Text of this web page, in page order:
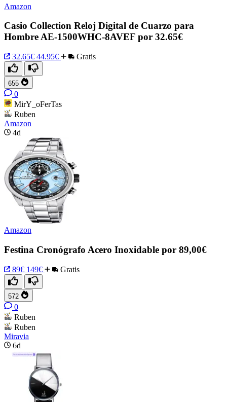
Amazon
Casio Collection Reloj Digital de Cuarzo para
Hombre AE-1500WHC-8AVEF por 32.65€
32.65€ 44.95€ Gratis
655
0
MirY_oFerTas
Ruben
Amazon
4d
Amazon
Festina Cronógrafo Acero Inoxidable por 89,00€
89€ 149€ Gratis
572
0
Ruben
Ruben
Miravia
6d